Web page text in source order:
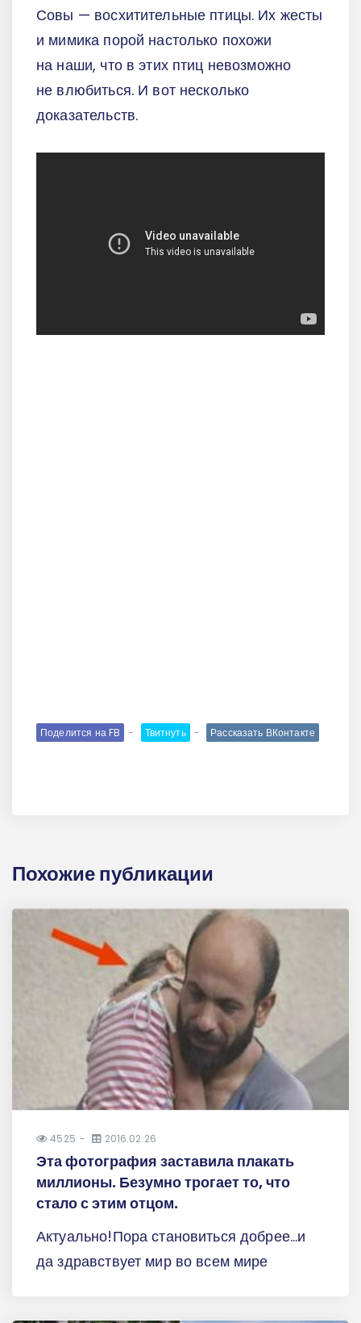
Совы — восхитительные птицы. Их жесты
и мимика порой настолько похожи
на наши, что в этих птиц невозможно
не влюбиться. И вот несколько
доказательств.
Поделится на FB Твитнуть Рассказать ВКонтакте
Похожие публикации
4525 2016.02.26
Эта фотография заставила плакать
миллионы. Безумно трогает то, что
стало с этим отцом.
Актуально!Пора становиться добрее...и
да здравствует мир во всем мире